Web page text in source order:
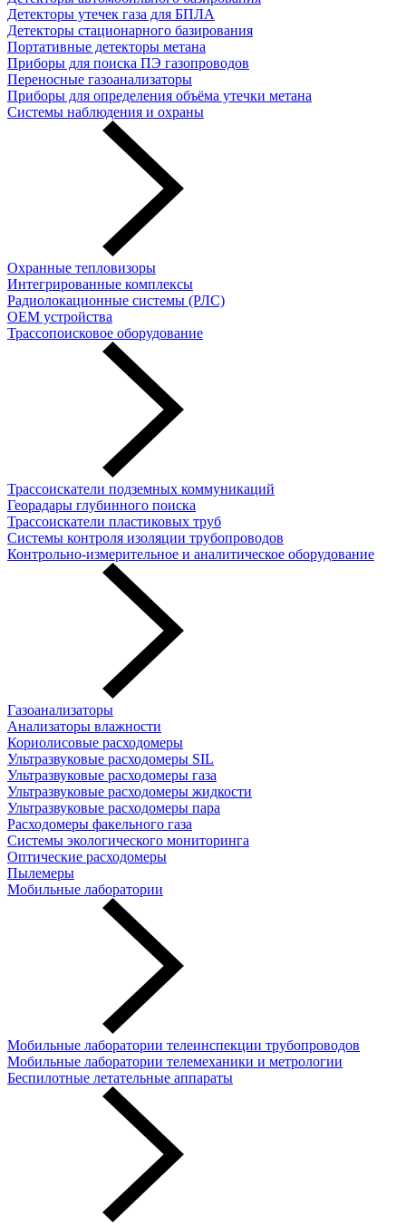
Детекторы утечек газа для БПЛА
Детекторы стационарного базирования
Портативные детекторы метана
Приборы для поиска ПЭ газопроводов
Переносные газоанализаторы
Приборы для определения объёма утечки метана
Системы наблюдения и охраны
Охранные тепловизоры
Интегрированные комплексы
Радиолокационные системы (РЛС)
OEM устройства
Трассопоисковое оборудование
Трассоискатели подземных коммуникаций
Георадары глубинного поиска
Трассоискатели пластиковых труб
Cистемы контроля изоляции трубопроводов
Контрольно-измерительное и аналитическое оборудование
Газоанализаторы
Анализаторы влажности
Кориолисовые расходомеры
Ультразвуковые расходомеры SIL
Ультразвуковые расходомеры газа
Ультразвуковые расходомеры жидкости
Ультразвуковые расходомеры пара
Расходомеры факельного газа
Системы экологического мониторинга
Оптические расходомеры
Пылемеры
Мобильные лаборатории
Мобильные лаборатории телеинспекции трубопроводов
Мобильные лаборатории телемеханики и метрологии
Беспилотные летательные аппараты